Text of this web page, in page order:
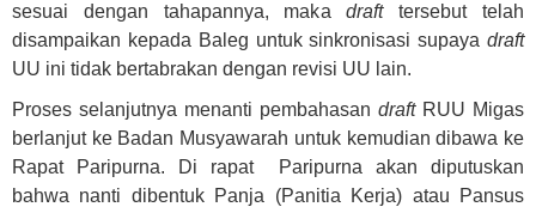
sesuai dengan tahapannya, makadrafttersebut telah
disampaikan kepada Baleg untuk sinkronisasi supaya draft
UU ini tidak bertabrakan dengan revisi UU lain.
Proses selanjutnya menanti pembahasan draftRUU Migas
berlanjut ke Badan Musyawarah untuk kemudian dibawa ke
Rapat Paripurna. Di rapat Paripurna akan diputuskan
bahwa nanti dibentuk Panja (Panitia Kerja) atau Pansus